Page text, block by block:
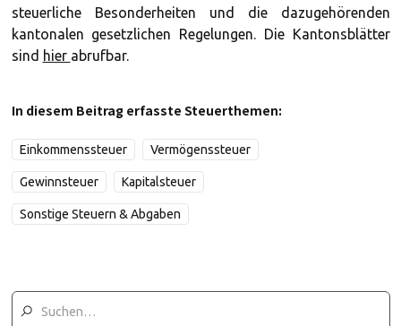
steuerliche Besonderheiten und die dazugehörenden
kantonalen gesetzlichen Regelungen. Die Kantonsblätter
sind hier abrufbar.
In diesem Beitrag erfasste Steuerthemen:
Einkommenssteuer Vermögenssteuer
Gewinnsteuer Kapitalsteuer
Sonstige Steuern & Abgaben